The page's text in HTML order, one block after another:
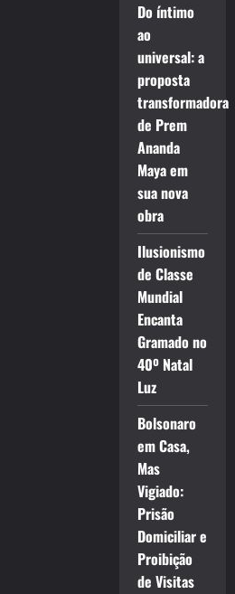
Do íntimo
ao
universal: a
proposta
transformadora
de Prem
Ananda
Maya em
sua nova
obra
Ilusionismo
de Classe
Mundial
Encanta
Gramado no
40º Natal
Luz
Bolsonaro
em Casa,
Mas
Vigiado:
Prisão
Domiciliar e
Proibição
de Visitas